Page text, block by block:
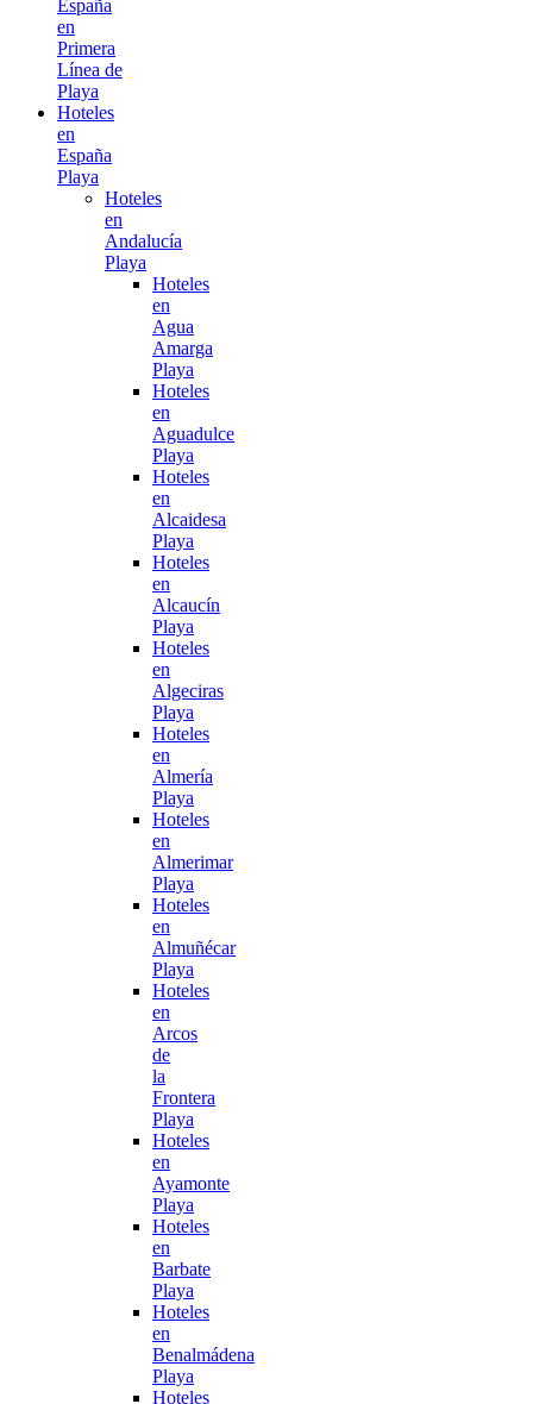
España
en
Primera
Línea de
Playa
Hoteles
en
España
Playa
Hoteles
en
Andalucía
Playa
Hoteles
en
Agua
Amarga
Playa
Hoteles
en
Aguadulce
Playa
Hoteles
en
Alcaidesa
Playa
Hoteles
en
Alcaucín
Playa
Hoteles
en
Algeciras
Playa
Hoteles
en
Almería
Playa
Hoteles
en
Almerimar
Playa
Hoteles
en
Almuñécar
Playa
Hoteles
en
Arcos
de
la
Frontera
Playa
Hoteles
en
Ayamonte
Playa
Hoteles
en
Barbate
Playa
Hoteles
en
Benalmádena
Playa
Hoteles